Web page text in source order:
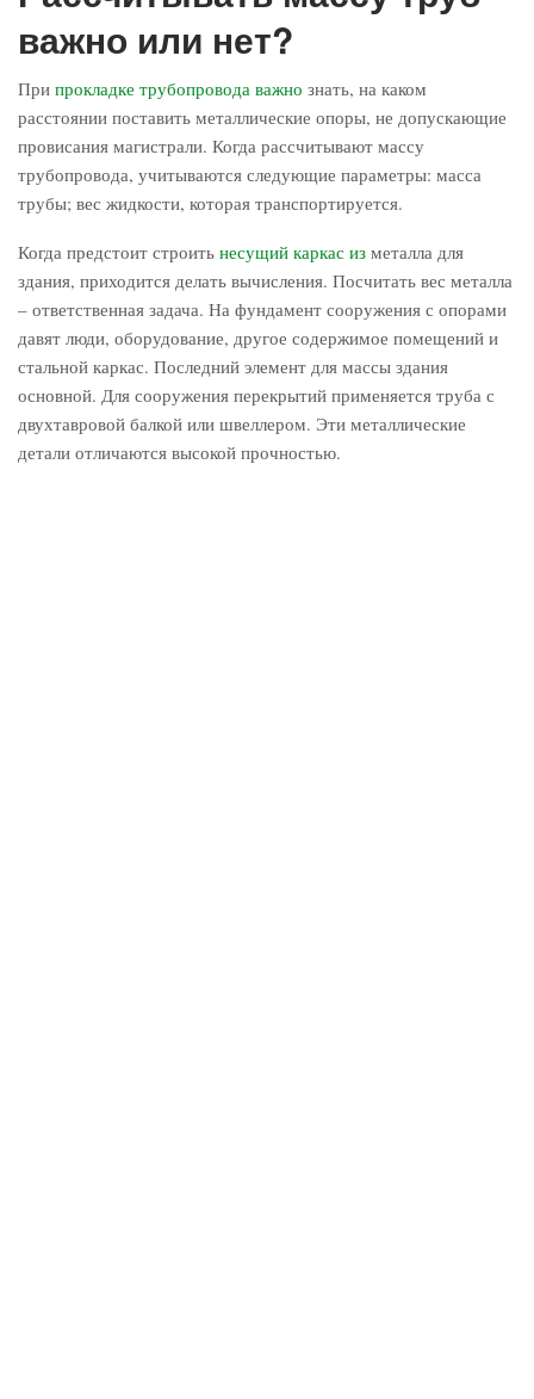
важно или нет?
При прокладке трубопровода важно знать, на каком
расстоянии поставить металлические опоры, не допускающие
провисания магистрали. Когда рассчитывают массу
трубопровода, учитываются следующие параметры: масса
трубы; вес жидкости, которая транспортируется.
Когда предстоит строить несущий каркас из металла для
здания, приходится делать вычисления. Посчитать вес металла
– ответственная задача. На фундамент сооружения с опорами
давят люди, оборудование, другое содержимое помещений и
стальной каркас. Последний элемент для массы здания
основной. Для сооружения перекрытий применяется труба с
двухтавровой балкой или швеллером. Эти металлические
детали отличаются высокой прочностью.